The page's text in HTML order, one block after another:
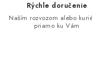
a
Rýchle doručenie
Naším rozvozom alebo
priamo ku Vám